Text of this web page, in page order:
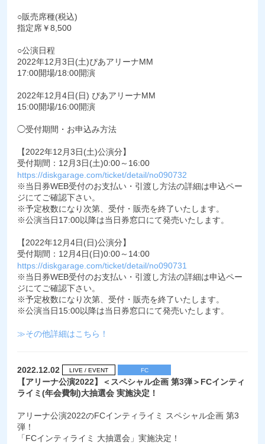
○販売席種(税込)
指定席￥8,500
○公演日程
2022年12月3日(土)ぴあアリーナMM
17:00開場/18:00開演
2022年12月4日(日) ぴあアリーナMM
15:00開場/16:00開演
◯受付期間・お申込み方法
【2022年12月3日(土)公演分】
受付期間：12月3日(土)0:00～16:00
https://diskgarage.com/ticket/detail/no090732
※当日券WEB受付のお支払い・引渡し方法の詳細は申込ペー
ジにてご確認下さい。
※予定枚数になり次第、受付・販売を終了いたします。
※公演当日17:00以降は当日券窓口にて発売いたします。
【2022年12月4日(日)公演分】
受付期間：12月4日(日)0:00～14:00
https://diskgarage.com/ticket/detail/no090731
※当日券WEB受付のお支払い・引渡し方法の詳細は申込ペー
ジにてご確認下さい。
※予定枚数になり次第、受付・販売を終了いたします。
※公演当日15:00以降は当日券窓口にて発売いたします。
≫その他詳細はこちら！
2022.12.02 LIVE / EVENT FC
【アリーナ公演2022】＜スペシャル企画 第3弾＞FCインティ
ライミ(年会費制)大抽選会 実施決定！
アリーナ公演2022のFCインティライミ スペシャル企画 第3
弾！
「FCインティライミ 大抽選会」実施決定！